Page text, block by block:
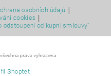
osobních údajů |
cookies |
odstoupení od kupní smlouvy"
práva vyhrazena
Shoptet